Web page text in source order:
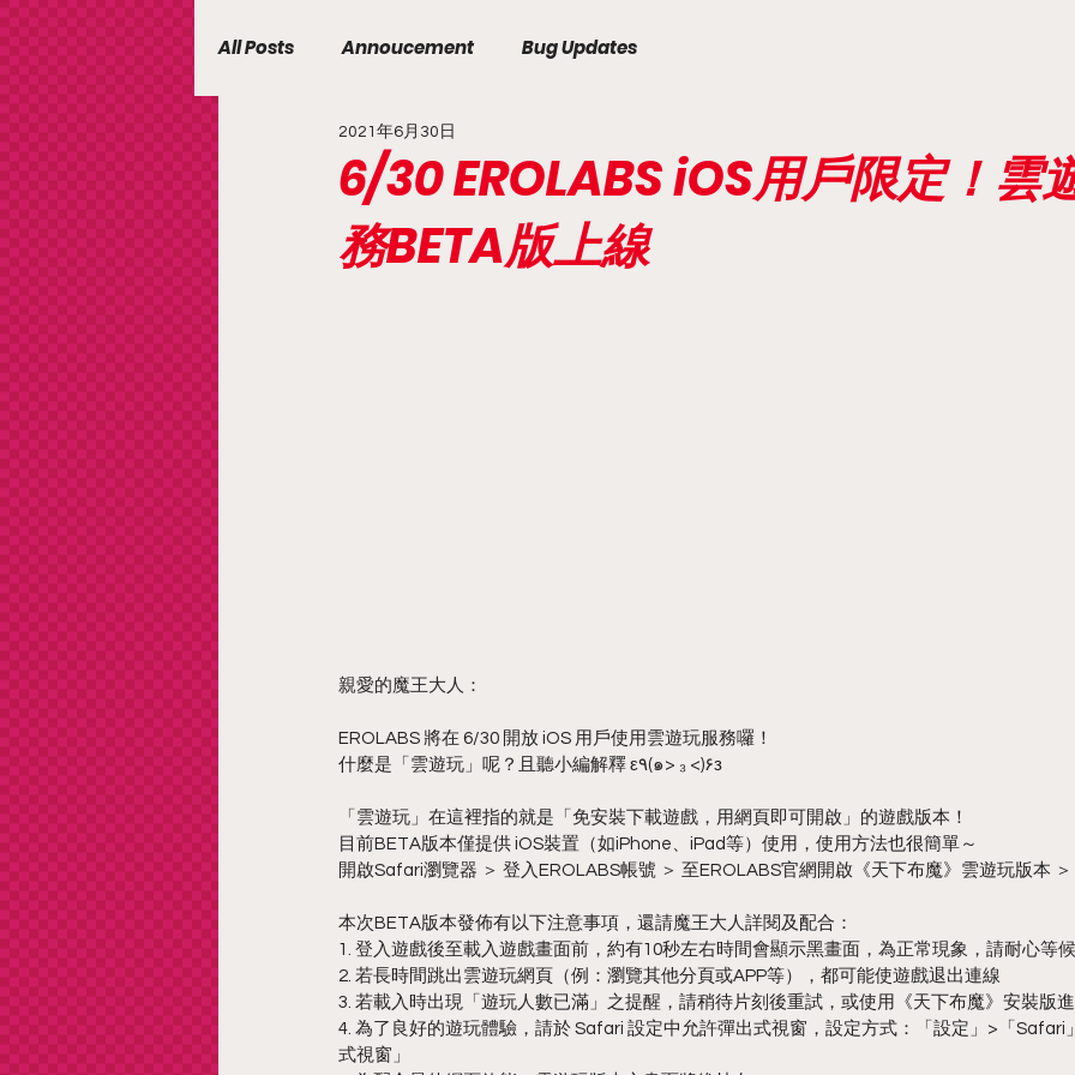
All Posts Annoucement Bug Updates
6/30 EROLABS iOS用戶限定！雲
務BETA版上線
2021年6月30日
親愛的魔王大人：
EROLABS 將在 6/30 開放 iOS 用戶使用雲遊玩服務囉！
什麼是「雲遊玩」呢？且聽小編解釋 ε٩(๑> ₃ <)۶з
「雲遊玩」在這裡指的就是「免安裝下載遊戲，用網頁即可開啟」的遊戲版本！
目前BETA版本僅提供 iOS裝置（如iPhone、iPad等）使用，使用方法也很簡單～
開啟Safari瀏覽器 ＞ 登入EROLABS帳號 ＞ 至EROLABS官網開啟《天下布魔》雲遊玩版本
本次BETA版本發佈有以下注意事項，還請魔王大人詳閱及配合：
1. 登入遊戲後至載入遊戲畫面前，約有10秒左右時間會顯示黑畫面，為正常現象，請耐心等
2. 若長時間跳出雲遊玩網頁（例：瀏覽其他分頁或APP等），都可能使遊戲退出連線
3. 若載入時出現「遊玩人數已滿」之提醒，請稍待片刻後重試，或使用《天下布魔》安裝版
4. 為了良好的遊玩體驗，請於 Safari 設定中允許彈出式視窗，設定方式：「設定」>「Safari
式視窗」